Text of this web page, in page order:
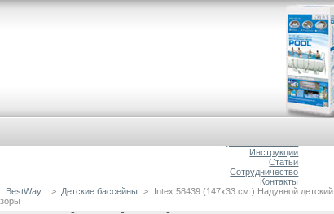
Инструкции
Статьи
Сотрудничество
Контакты
BestWay. > Детские бассейны >
Intex 58439 (147х33 см.) Надувной детский